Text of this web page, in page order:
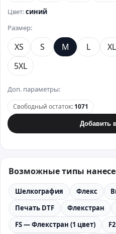
Цвет:синий
Размер:
XS S M L XL
5XL
Доп. параметры:
Свободный остаток: 1071
Добавить
Возможные типы
Шелкография Флекс
Печать DTF
Флекстран
FS — Флекстран (1 цвет)